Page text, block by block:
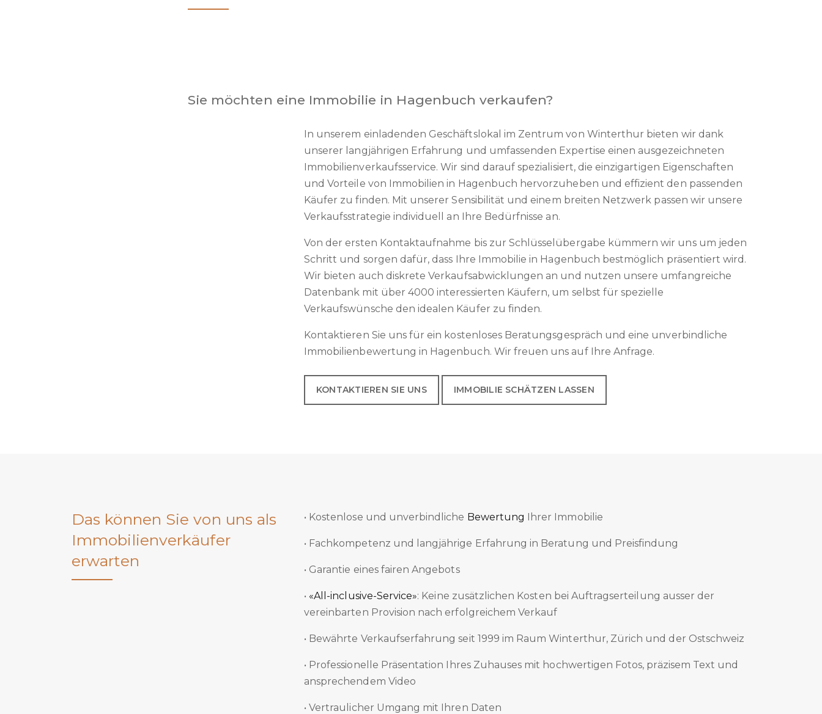
Sie möchten eine Immobilie in Hagenbuch verkaufen?
In unserem einladenden Geschäftslokal im Zentrum von Winterthur bieten wir dank
unserer langjährigen Erfahrung und umfassenden Expertise einen ausgezeichneten
Immobilienverkaufsservice. Wir sind darauf spezialisiert, die einzigartigen Eigenschaften
und Vorteile von Immobilien in Hagenbuch hervorzuheben und effizient den passenden
Käufer zu finden. Mit unserer Sensibilität und einem breiten Netzwerk passen wir unsere
Verkaufsstrategie individuell an Ihre Bedürfnisse an.
Von der ersten Kontaktaufnahme bis zur Schlüsselübergabe kümmern wir uns um jeden
Schritt und sorgen dafür, dass Ihre Immobilie in Hagenbuch bestmöglich präsentiert wird.
Wir bieten auch diskrete Verkaufsabwicklungen an und nutzen unsere umfangreiche
Datenbank mit über 4000 interessierten Käufern, um selbst für spezielle
Verkaufswünsche den idealen Käufer zu finden.
Kontaktieren Sie uns für ein kostenloses Beratungsgespräch und eine unverbindliche
Immobilienbewertung in Hagenbuch. Wir freuen uns auf Ihre Anfrage.
KONTAKTIEREN SIE UNS IMMOBILIE SCHÄTZEN LASSEN
Das können Sie von uns als
Immobilienverkäufer
erwarten
• Kostenlose und unverbindliche Bewertung Ihrer Immobilie
• Fachkompetenz und langjährige Erfahrung in Beratung und Preisfindung
• Garantie eines fairen Angebots
• «All-inclusive-Service»: Keine zusätzlichen Kosten bei Auftragserteilung ausser der
vereinbarten Provision nach erfolgreichem Verkauf
• Bewährte Verkaufserfahrung seit 1999 im Raum Winterthur, Zürich und der Ostschweiz
• Professionelle Präsentation Ihres Zuhauses mit hochwertigen Fotos, präzisem Text und
ansprechendem Video
• Vertraulicher Umgang mit Ihren Daten